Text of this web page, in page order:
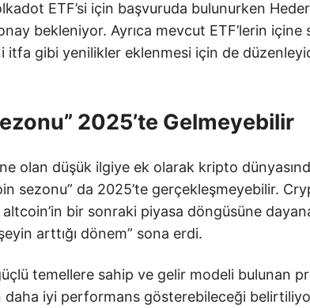
ETF’si için başvuruda bulunurken
bekleniyor. Ayrıca mevcut ETF’lerin
itfa gibi yenilikler eklenmesi için de
2025’te Gelmeyebilir
olan düşük ilgiye ek olarak kripto
sezonu” da 2025’te gerçekleşmeyebilir.
bir sonraki piyasa döngüsüne
arttığı dönem” sona erdi.
temellere sahip ve gelir modeli bulunan
daha iyi performans gösterebileceği